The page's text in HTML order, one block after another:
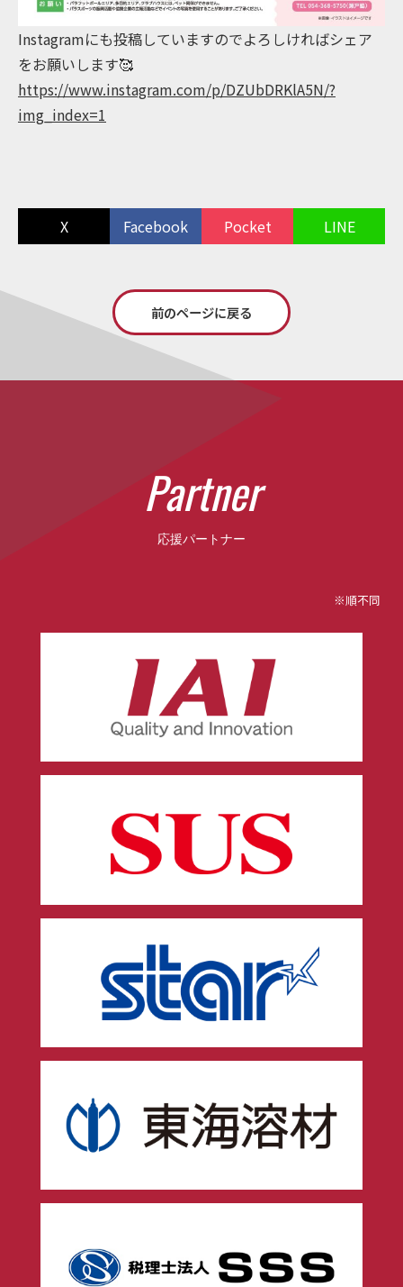
Instagramにも投稿していますのでよろしければシェア
をお願いします🥰
https://www.instagram.com/p/DZUbDRKlA5N/?
img_index=1
X Facebook Pocket LINE
前のページに戻る
Partner
応援パートナー
※順不同